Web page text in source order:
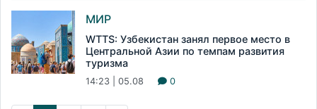
МИР
WTTS: Узбекистан занял первое место в
Центральной Азии по темпам развития
туризма
14:23 | 05.08 0